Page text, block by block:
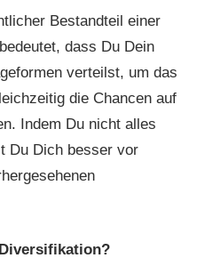
Bestandteil einer
dass Du Dein
verteilst, um das
die Chancen auf
Indem Du nicht alles
Du Dich besser vor